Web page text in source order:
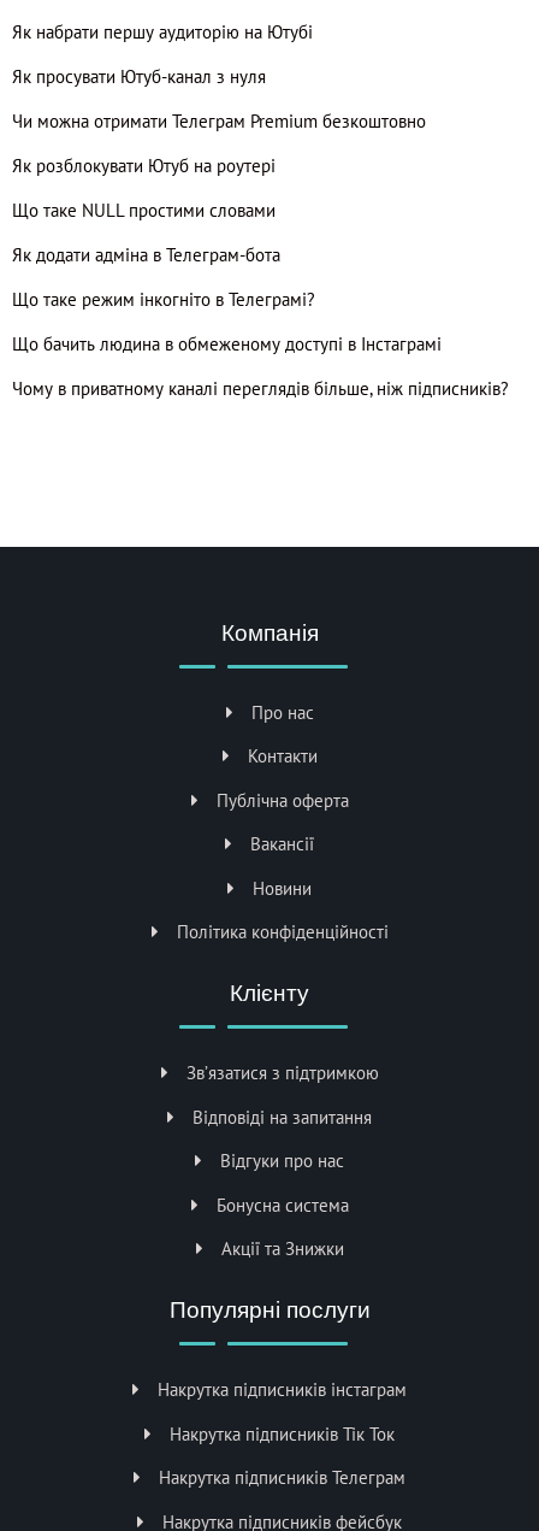
Як набрати першу аудиторію на Ютубі
Як просувати Ютуб-канал з нуля
Чи можна отримати Телеграм Premium безкоштовно
Як розблокувати Ютуб на роутері
Що таке NULL простими словами
Як додати адміна в Телеграм-бота
Що таке режим інкогніто в Телеграмі?
Що бачить людина в обмеженому доступі в Інстаграмі
Чому в приватному каналі переглядів більше, ніж підписників?
Компанія
Про нас
Контакти
Публічна оферта
Вакансії
Новини
Політика конфіденційності
Клієнту
Зв’язатися з підтримкою
Відповіді на запитання
Відгуки про нас
Бонусна система
Акції та Знижки
Популярні послуги
Накрутка підписників інстаграм
Накрутка підписників Тік Ток
Накрутка підписників Телеграм
Накрутка підписників фейсбук